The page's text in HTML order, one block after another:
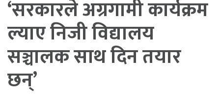
‘सरकारले अग्रगामी कार्यक्रम
ल्याए निजी विद्यालय
सञ्चालक साथ दिन तयार
छन्’